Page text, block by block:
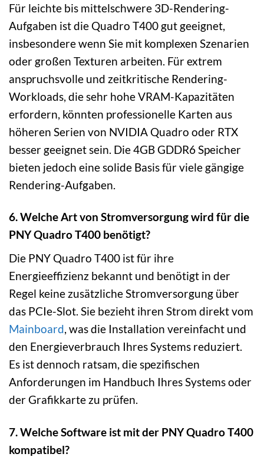
Für leichte bis mittelschwere 3D-Rendering-
Aufgaben ist die Quadro T400 gut geeignet,
insbesondere wenn Sie mit komplexen Szenarien
oder großen Texturen arbeiten. Für extrem
anspruchsvolle und zeitkritische Rendering-
Workloads, die sehr hohe VRAM-Kapazitäten
erfordern, könnten professionelle Karten aus
höheren Serien von NVIDIA Quadro oder RTX
besser geeignet sein. Die 4GB GDDR6 Speicher
bieten jedoch eine solide Basis für viele gängige
Rendering-Aufgaben.
6. Welche Art von Stromversorgung wird für die
PNY Quadro T400 benötigt?
Die PNY Quadro T400 ist für ihre
Energieeffizienz bekannt und benötigt in der
Regel keine zusätzliche Stromversorgung über
das PCIe-Slot. Sie bezieht ihren Strom direkt vom
Mainboard, was die Installation vereinfacht und
den Energieverbrauch Ihres Systems reduziert.
Es ist dennoch ratsam, die spezifischen
Anforderungen im Handbuch Ihres Systems oder
der Grafikkarte zu prüfen.
7. Welche Software ist mit der PNY Quadro T400
kompatibel?